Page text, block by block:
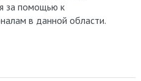
за помощью к
в данной области.